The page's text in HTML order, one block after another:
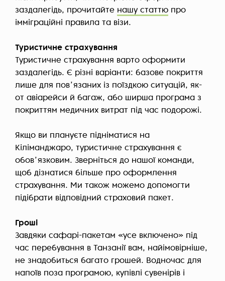
заздалегідь, прочитайте нашу статтю про
імміграційні правила та візи.
Туристичне страхування
Туристичне страхування варто оформити
заздалегідь. Є різні варіанти: базове покриття
лише для повʼязаних із поїздкою ситуацій, як-
от авіарейси й багаж, або ширша програма з
покриттям медичних витрат під час подорожі.
Якщо ви плануєте підніматися на
Кіліманджаро, туристичне страхування є
обовʼязковим. Зверніться до нашої команди,
щоб дізнатися більше про оформлення
страхування. Ми також можемо допомогти
підібрати відповідний страховий пакет.
Гроші
Завдяки сафарі-пакетам «усе включено» під
час перебування в Танзанії вам, найімовірніше,
не знадобиться багато грошей. Водночас для
напоїв поза програмою, купівлі сувенірів і